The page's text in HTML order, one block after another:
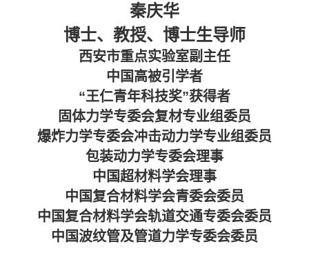
秦庆华
博士、教授、博士生导师
西安市重点实验室副主任
中国高被引学者
“王仁青年科技奖”获得者
固体力学专委会复材专业组委员
爆炸力学专委会冲击动力学专业组委员
包装动力学专委会理事
中国超材料学会理事
中国复合材料学会青委会委员
中国复合材料学会轨道交通专委会委员
中国波纹管及管道力学专委会委员